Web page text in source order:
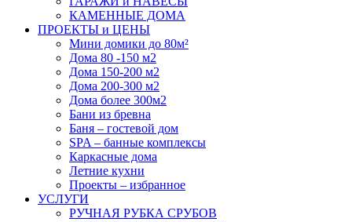
КАМЕННЫЕ ДОМА
ПРОЕКТЫ и ЦЕНЫ
Мини домики до 80м²
Дома 80 -150 м2
Дома 150-200 м2
Дома 200-300 м2
Дома более 300м2
Бани из бревна
Баня – гостевой дом
SPA – банные комплексы
Каркасные дома
Летние кухни
Проекты – избранное
УСЛУГИ
РУЧНАЯ РУБКА СРУБОВ